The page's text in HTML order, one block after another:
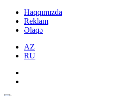
Haqqımızda
Reklam
Əlaqə
AZ
RU